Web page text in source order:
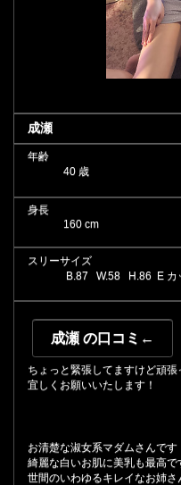
成瀬
年齢
40 歳
身長
160 cm
スリーサイズ
B. 87 W.58 H. 86 E カ
成瀬 の口コミ←
ちょっと緊張してますけど頑張
宜しくお願いいたします！
お清楚な淑女系マダムさんです
綺麗な白いお肌に美乳も最高で
世間のいわゆるキレイなお姉